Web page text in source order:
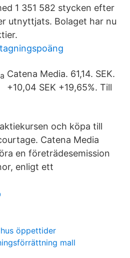
1 351 582 stycken efter
utnyttjats. Bolaget har nu
Catena Media. 61,14. SEK.
+10,04 SEK +19,65%. Till
och köpa till
Catena Media
en företrädesemission
enligt ett
öppettider
mall